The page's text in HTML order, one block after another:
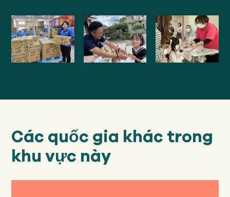
Các quốc gia khác trong
khu vực này